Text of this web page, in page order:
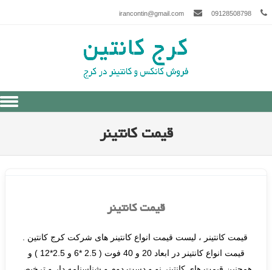
09128508798
irancontin@gmail.com
قیمت کانتینر
قیمت کانتینر
قیمت کانتینر ، لیست قیمت انواع کانتینر های شرکت کرج کانتین .
قیمت انواع کانتینر در ابعاد 20 و 40 فوت ( 2.5 *6 و 2.5*12 ) و